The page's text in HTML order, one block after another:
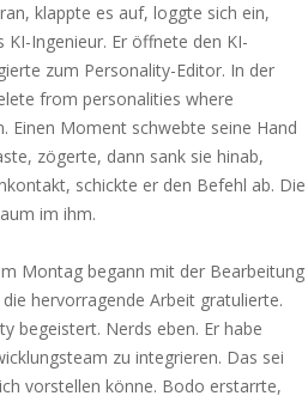
klappte es auf, loggte sich ein,
KI-Ingenieur. Er öffnete den KI-
zum Personality-Editor. In der
from personalities where
Einen Moment schwebte seine Hand
zögerte, dann sank sie hinab,
schickte er den Befehl ab. Die
im ihm.
Montag begann mit der Bearbeitung
hervorragende Arbeit gratulierte.
begeistert. Nerds eben. Er habe
zu integrieren. Das sei
vorstellen könne. Bodo erstarrte,